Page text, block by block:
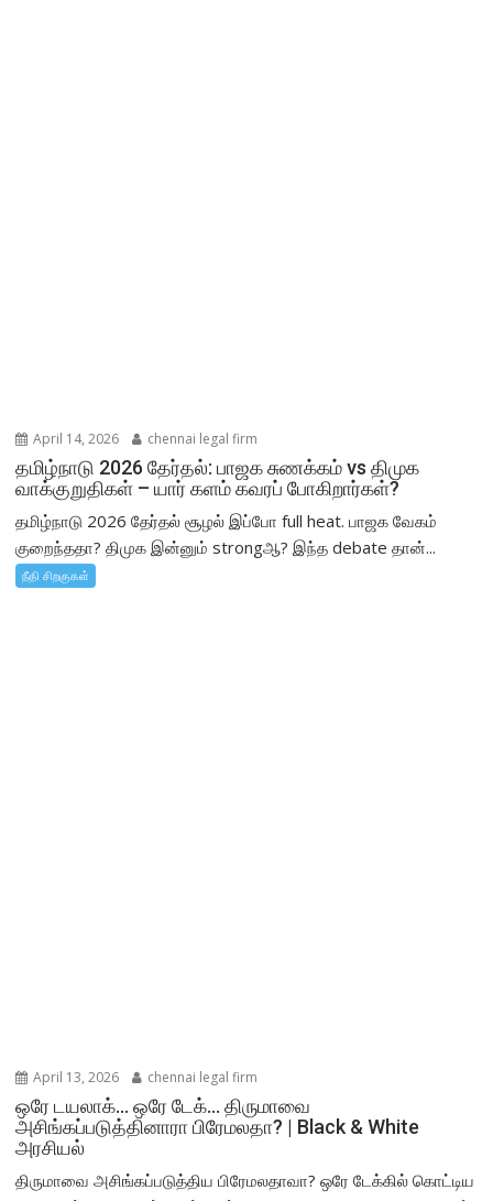
April 14, 2026 chennai legal firm
தமிழ்நாடு 2026 தேர்தல்: பாஜக சுணக்கம் vs திமுக
வாக்குறுதிகள் – யார் களம் கவரப் போகிறார்கள்?
தமிழ்நாடு 2026 தேர்தல் சூழல் இப்போ full heat. பாஜக வேகம்
குறைந்ததா? திமுக இன்னும் strongஆ? இந்த debate தான்...
நீதி சிறகுகள்
April 13, 2026 chennai legal firm
ஒரே டயலாக்… ஒரே டேக்… திருமாவை
அசிங்கப்படுத்தினாரா பிரேமலதா? | Black & White
அரசியல்
திருமாவை அசிங்கப்படுத்திய பிரேமலதாவா? ஒரே டேக்கில் கொட்டிய